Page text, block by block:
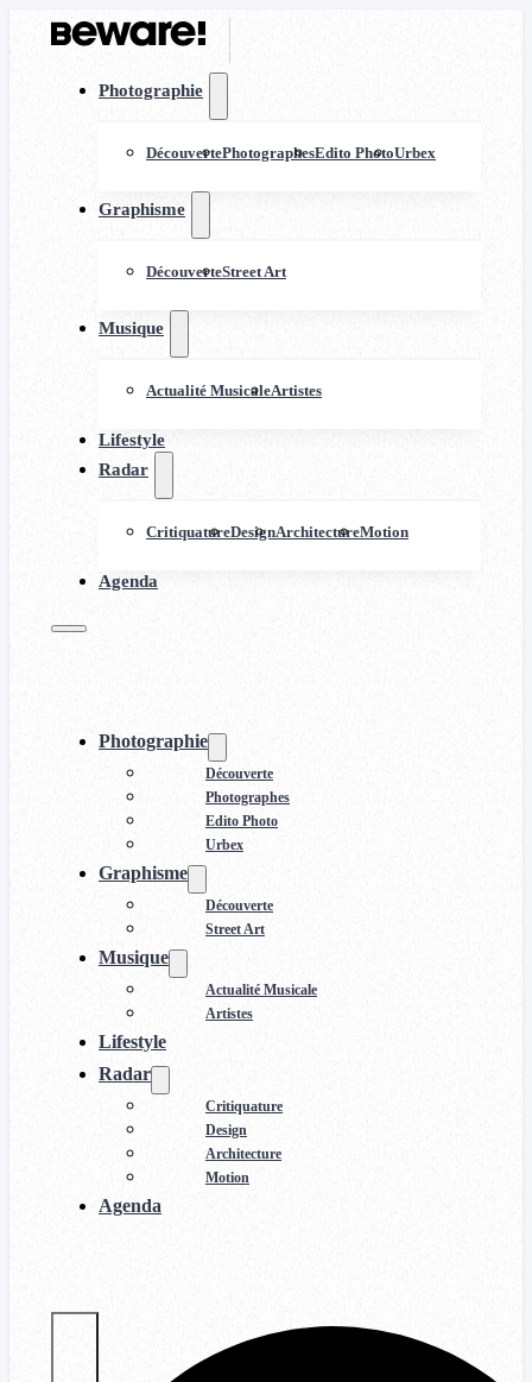
Photographie
DécouvertePhotographesEdito PhotoUrbex
Graphisme
DécouverteStreet Art
Musique
Actualité MusicaleArtistes
Lifestyle
Radar
CritiquatureDesignArchitectureMotion
Agenda
Photographie
Découverte
Photographes
Edito Photo
Urbex
Graphisme
Découverte
Street Art
Musique
Actualité Musicale
Artistes
Lifestyle
Radar
Critiquature
Design
Architecture
Motion
Agenda